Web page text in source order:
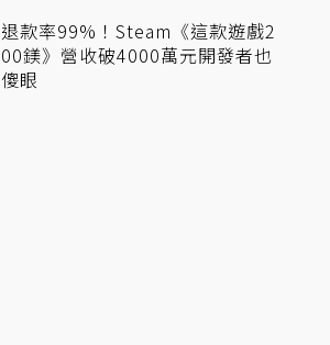
退款率99%！Steam《這款遊戲2
00鎂》營收破4000萬元開發者也
傻眼